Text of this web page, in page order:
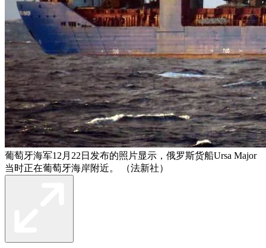
葡萄牙海军12月22日发布的照片显示，俄罗斯货船Ursa Major
当时正在葡萄牙海岸附近。 （法新社）